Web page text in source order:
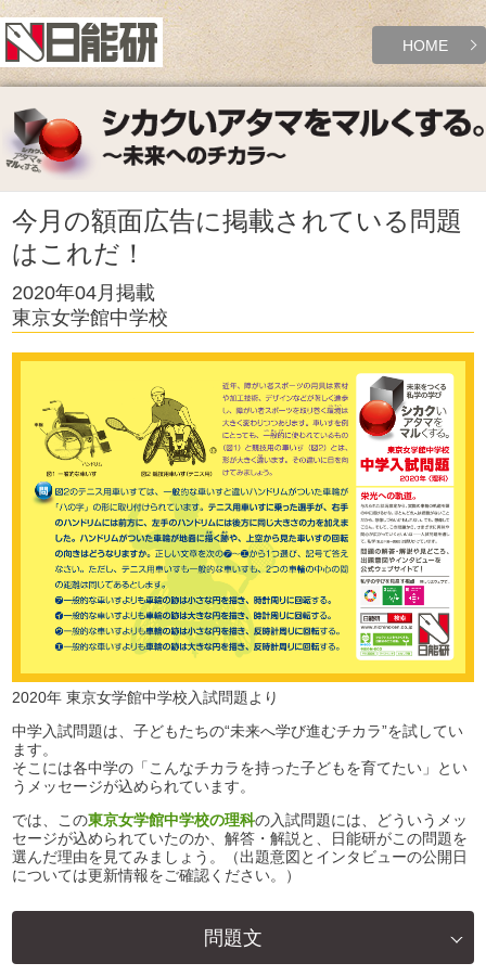
HOME
今月の額面広告に掲載されている問題
はこれだ！
2020年04月掲載
東京女学館中学校
2020年 東京女学館中学校入試問題より
中学入試問題は、子どもたちの“未来へ学び進むチカラ”を試してい
ます。
そこには各中学の「こんなチカラを持った子どもを育てたい」とい
うメッセージが込められています。
では、この東京女学館中学校の理科の入試問題には、どういうメッ
セージが込められていたのか、解答・解説と、日能研がこの問題を
選んだ理由を見てみましょう。（出題意図とインタビューの公開日
については更新情報をご確認ください。）
問題文